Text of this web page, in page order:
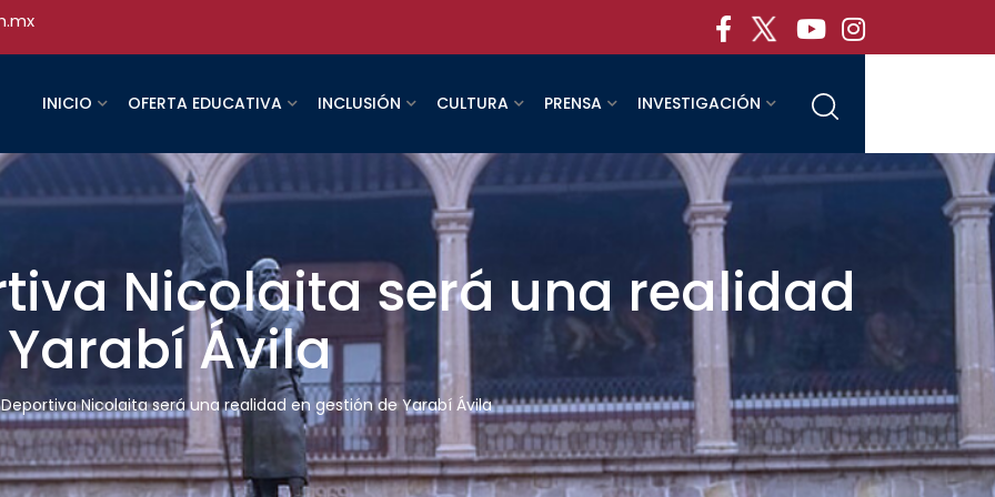
INICIO OFERTA EDUCATIVA INCLUSIÓN CULTURA PRENSA INVESTIGACIÓN
Nicolaita será una realidad
Ávila
Nicolaita será una realidad en gestión de Yarabí Ávila